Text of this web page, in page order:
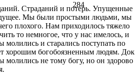
Страданий и потерь. Упущенные
Мы были простыми людьми, мы
плохого. Нам приходилось тяжело
то немногое, что у нас имелось, и
и старались поступать по
хорошим богобоязненным людям. Док
молились не тому богу, но он здорово
284